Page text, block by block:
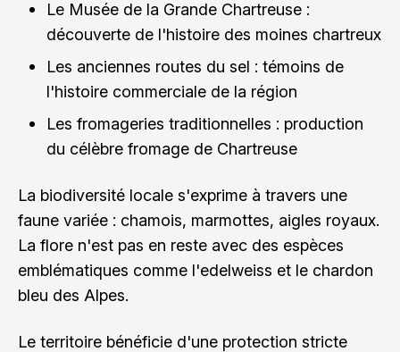
Le Musée de la Grande Chartreuse :
découverte de l'histoire des moines chartreux
Les anciennes routes du sel : témoins de
l'histoire commerciale de la région
Les fromageries traditionnelles : production
du célèbre fromage de Chartreuse
La biodiversité locale s'exprime à travers une
faune variée : chamois, marmottes, aigles royaux.
La flore n'est pas en reste avec des espèces
emblématiques comme l'edelweiss et le chardon
bleu des Alpes.
Le territoire bénéficie d'une protection stricte